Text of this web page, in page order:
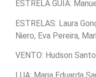
ESTRELA GUIA:
ESTRELAS: Laura
Niero, Eva Pereira,
VENTO: Hudson
LUA: Maria Eduarda